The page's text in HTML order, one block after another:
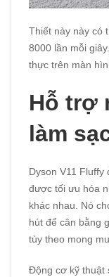
Thiết này này có
8000 lần mỗi
thực trên màn
Hỗ trợ
làm
Dyson V11
được tối ưu hóa
khác nhau. Nó
hút để cân bằng
tùy theo mong
Động cơ kỹ thuật